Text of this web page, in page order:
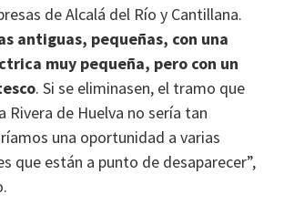
de Alcalá del Río y Cantillana.
antiguas, pequeñas, con una
muy pequeña, pero con un
. Si se eliminasen, el tramo que
Rivera de Huelva no sería tan
una oportunidad a varias
que están a punto de desaparecer”,